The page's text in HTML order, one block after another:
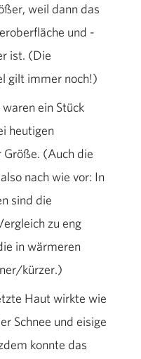
weil dann das
und -
ist. (Die
gilt immer noch!)
ein Stück
heutigen
Größe. (Auch die
nach wie vor: In
sind die
zu eng
in wärmeren
kürzer.)
Haut wirkte wie
Schnee und eisige
konnte das